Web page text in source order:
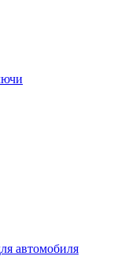
автомобиля